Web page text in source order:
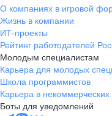
О компаниях в игровой
Жизнь в компании
ИТ-проекты
Рейтинг работодателей
Молодым специалистам
Карьера для молодых
Школа программистов
Карьера в некоммерческих
Боты для уведомлений